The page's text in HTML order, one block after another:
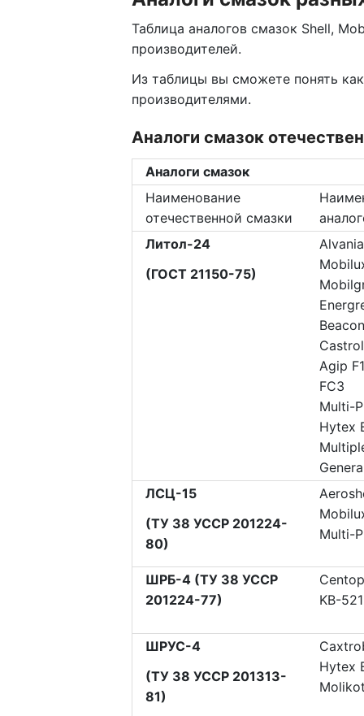
Таблица аналогов смазок Shell,
производителей.
Из таблицы вы сможете понять
производителями.
Аналоги смазок
Аналоги смазок
Наименование
отечественной смазки
Литол-24
(ГОСТ 21150-75)
Agip
FC3
Multi-
Hytex
ЛСЦ-15
(ТУ 38 УССР 201224-
80)
Multi-
ШРБ-4 (ТУ 38 УССР
201224-77)
KB-521
ШРУС-4
(ТУ 38 УССР 201313-
81)
Hytex